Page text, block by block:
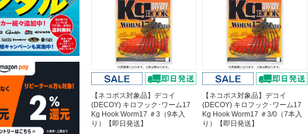
【ネコポス対象品】デコイ
(DECOY) キロフック･ワーム17
Kg Hook Worm17 ＃3（9本入
り）【即日発送】
【ネコポス対象品】デコイ
(DECOY) キロフック･ワーム17
Kg Hook Worm17 ＃3/0（7本入
り）【即日発送】